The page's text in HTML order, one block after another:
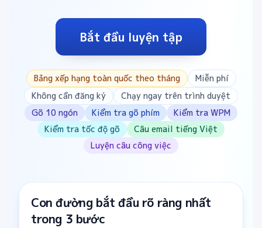
Bắt đầu luyện tập
Bảng xếp hạng toàn quốc theo tháng
Miễn phí
Không cần đăng ký
Chạy ngay trên trình duyệt
Gõ 10 ngón
Kiểm tra gõ phím
Kiểm tra WPM
Kiểm tra tốc độ gõ
Câu email tiếng Việt
Luyện câu công việc
Con đường bắt đầu rõ ràng nhất
trong 3 bước